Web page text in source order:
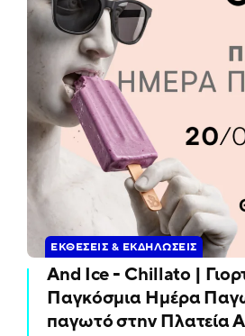
ΕΚΘΈΣΕΙΣ & ΕΚΔΗΛΏΣΕΙΣ
And Ice - Chillato |
Παγκόσμια Ημέρα
παγωτό στην Πλατεία